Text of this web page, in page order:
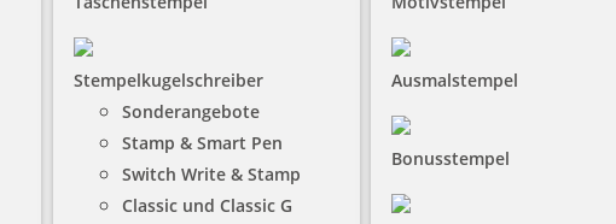
Stempelkugelschreiber
Sonderangebote
Stamp & Smart Pen
Switch Write & Stamp
Classic und Classic G
Ausmalstempel
Bonusstempel